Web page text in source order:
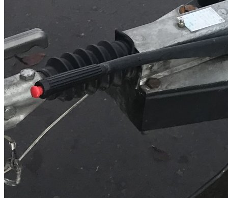
Plataforma jucal de p. m. a 1200 kilos
Plataforma jucal de p. m. a 1200 kilos , tara 290kg y útiles 910kg
con cabestrante, rampas y rueda jokey focos y puertas traseras
elevados. freno inercia a las 4 ruedas longitud 4metros y anchura 1,
8metros (anchura ampliada para subir speed ca